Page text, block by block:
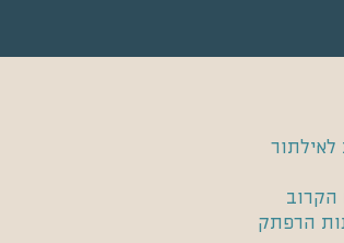
לאילתור
הקרוב
הרפתק